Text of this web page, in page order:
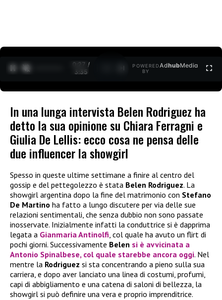
0:27 /
3:35
POWERED
BY
AdhubMedia
In una lunga intervista Belen Rodriguez ha
detto la sua opinione su Chiara Ferragni e
Giulia De Lellis: ecco cosa ne pensa delle
due influencer la showgirl
Spesso in queste ultime settimane a finire al centro del
gossip e del pettegolezzo è stata Belen Rodriguez. La
showgirl argentina dopo la fine del matrimonio con Stefano
De Martino ha fatto a lungo discutere per via delle sue
relazioni sentimentali, che senza dubbio non sono passate
inosservate. Inizialmente infatti la conduttrice si è dapprima
legata a Gianmaria Antinolfi, col quale ha avuto un flirt di
pochi giorni. Successivamente Belen si è avvicinata a
Antonio Spinalbese, col quale starebbe ancora oggi. Nel
mentre la Rodriguez si sta concentrando a pieno sulla sua
carriera, e dopo aver lanciato una linea di costumi, profumi,
capi di abbigliamento e una catena di saloni di bellezza, la
showgirl si può definire una vera e proprio imprenditrice.